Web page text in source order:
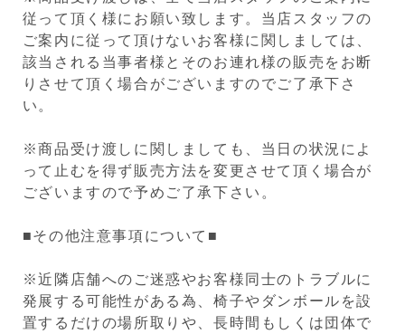
従って頂く様にお願い致します。当店スタッフの
ご案内に従って頂けないお客様に関しましては、
該当される当事者様とそのお連れ様の販売をお断
りさせて頂く場合がございますのでご了承下さ
い。
※商品受け渡しに関しましても、当日の状況によ
って止むを得ず販売方法を変更させて頂く場合が
ございますので予めご了承下さい。
■その他注意事項について■
※近隣店舗へのご迷惑やお客様同士のトラブルに
発展する可能性がある為、椅子やダンボールを設
置するだけの場所取りや、長時間もしくは団体で